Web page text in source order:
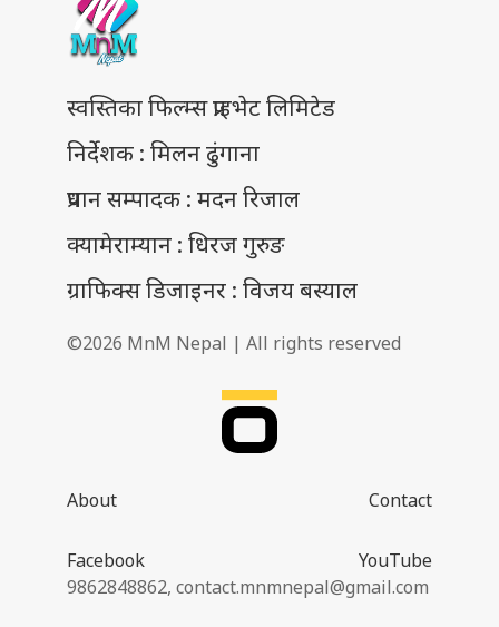
स्वस्तिका फिल्म्स प्राइभेट लिमिटेड
निर्देशक : मिलन ढुंगाना
प्रधान सम्पादक : मदन रिजाल
क्यामेराम्यान : धिरज गुरुङ
ग्राफिक्स डिजाइनर : विजय बस्याल
©2026 MnM Nepal | All rights reserved
About Contact
Facebook
YouTube
9862848862, contact.mnmnepal@gmail.com